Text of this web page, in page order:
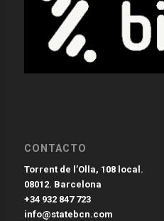
CONTACTO
Torrent de l’Olla, 108 local.
08012. Barcelona
+34 932 847 723
info@statebcn.com